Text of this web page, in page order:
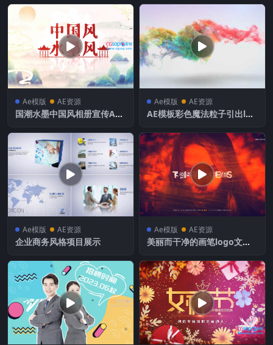
Ae模版 AE资源
国潮水墨中国风相册宣传AE
Ae模版 AE资源
AE模板彩色魔法粒子引出log
Ae模版 AE资源
企业商务风格项目展示
Ae模版 AE资源
美丽而干净的画笔logo文字